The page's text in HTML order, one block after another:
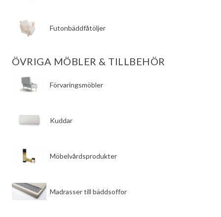
​Futonbäddfåtöljer
ÖVRIGA MÖBLER & TILLBEHÖR
​Förvaringsmöbler
​Kuddar
​Möbelvårdsprodukter
​Madrasser till bäddsoffor